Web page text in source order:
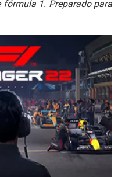
1. Preparado para